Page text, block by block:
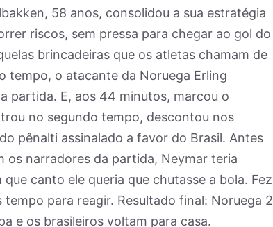
58 anos, consolidou a sua estratégia
riscos, sem pressa para chegar ao gol do
brincadeiras que os atletas chamam de
tempo, o atacante da Noruega Erling
partida. E, aos 44 minutos, marcou o
no segundo tempo, descontou nos
pênalti assinalado a favor do Brasil. Antes
narradores da partida, Neymar teria
canto ele queria que chutasse a bola. Fez
para reagir. Resultado final: Noruega 2
e os brasileiros voltam para casa.